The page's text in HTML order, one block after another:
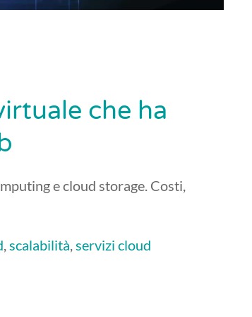
che ha
e cloud storage. Costi,
,scalabilità,servizi cloud